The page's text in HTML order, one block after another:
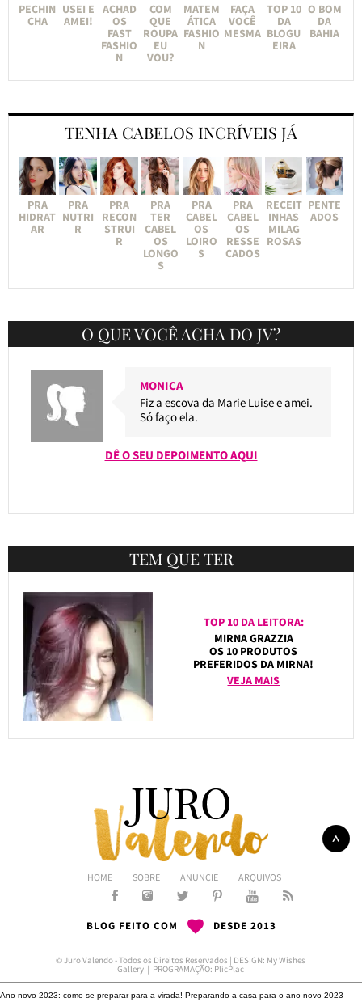
PECHIN
CHA
USEI E
AMEI!
ACHAD
OS
FAST
FASHIO
N
COM
QUE
ROUPA
EU
VOU?
MATEM
ÁTICA
FASHIO
N
FAÇA
VOCÊ
MESMA
TOP 10
DA
BLOGU
EIRA
O BOM
DA
BAHIA
TENHA CABELOS INCRÍVEIS JÁ
PRA
HIDRAT
AR
PRA
NUTRI
R
PRA
RECON
STRUI
R
PRA
TER
CABEL
OS
LONGO
S
PRA
CABEL
OS
LOIRO
S
PRA
CABEL
OS
RESSE
CADOS
RECEIT
INHAS
MILAG
ROSAS
PENTE
ADOS
O QUE VOCÊ ACHA DO JV?
MONICA
Fiz a escova da Marie Luise e amei.
Só faço ela.
DÊ O SEU DEPOIMENTO AQUI
TEM QUE TER
TOP 10 DA LEITORA:
MIRNA GRAZZIA
OS 10 PRODUTOS
PREFERIDOS DA MIRNA!
VEJA MAIS
HOME SOBRE ANUNCIE ARQUIVOS
BLOG FEITO COM DESDE 2013
© Juro Valendo - Todos os Direitos Reservados | DESIGN: My Wishes
Gallery | PROGRAMAÇÃO: PlicPlac
Ano novo 2023: como se preparar para a virada! Preparando a casa para o ano novo 2023